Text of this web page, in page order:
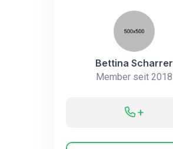
Bettina Scharrer
Member seit 2018
+